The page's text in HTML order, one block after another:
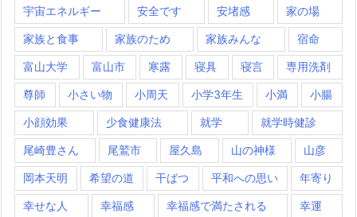
宇宙エネルギー 安全です 安堵感 家の場
家族と食事 家族のため 家族みんな 宿命
富山大学 富山市 寒露 寝具 寝言 専用洗剤
尊師 小さい物 小周天 小学3年生 小満 小腸
小顔効果 少食健康法 就学 就学時健診
尾崎豊さん 尾鷲市 屋久島 山の神様 山彦
岡本天明 希望の道 干ばつ 平和への思い 年寄り
幸せな人 幸福感 幸福感で満たされる 幸運